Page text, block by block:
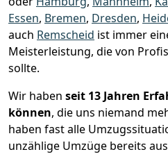
Essen, Bremen, Dresden,
auch Remscheid ist immer
Meisterleistung, die von
sollte.
Wir haben seit 13 Jahren
können, die uns niemand
haben fast alle
unzählige Umzüge bereits